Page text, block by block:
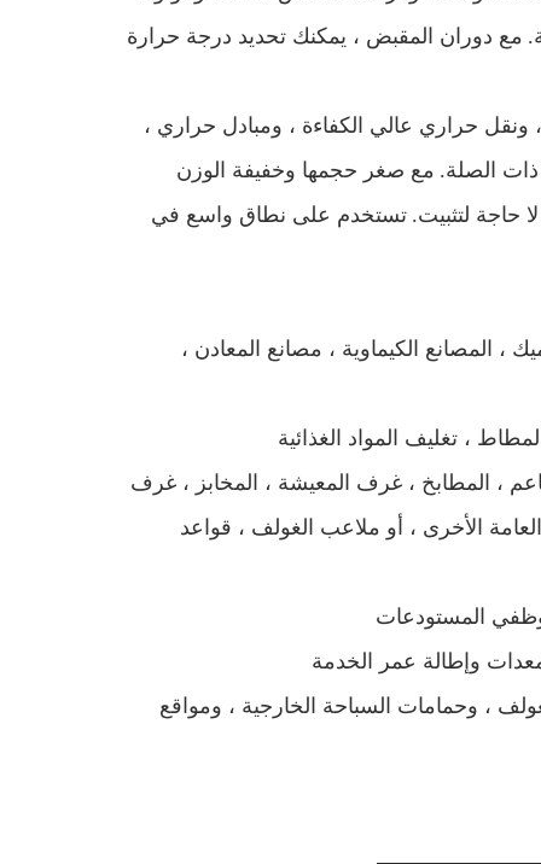
مع دوران المقبض ، يمكنك تحديد درجة حرارة
، ونقل حراري عالي الكفاءة ، ومبادل حراري ،
ذات الصلة. مع صغر حجمها وخفيفة الوزن
حاجة لتثبيت. تستخدم على نطاق واسع في
، المصانع الكيماوية ، مصانع المعادن ،
، المطابخ ، غرف المعيشة ، المخابز ، غرف
الأخرى ، أو ملاعب الغولف ، قواعد
، وحمامات السباحة الخارجية ، ومواقع